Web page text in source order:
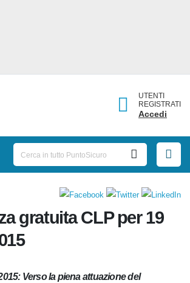
UTENTI
REGISTRATI
Accedi
gratuita CLP per 19
Verso la piena attuazione del